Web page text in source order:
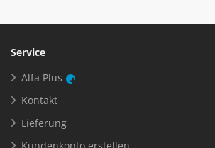
Service
Alfa Plus
Kontakt
Lieferung